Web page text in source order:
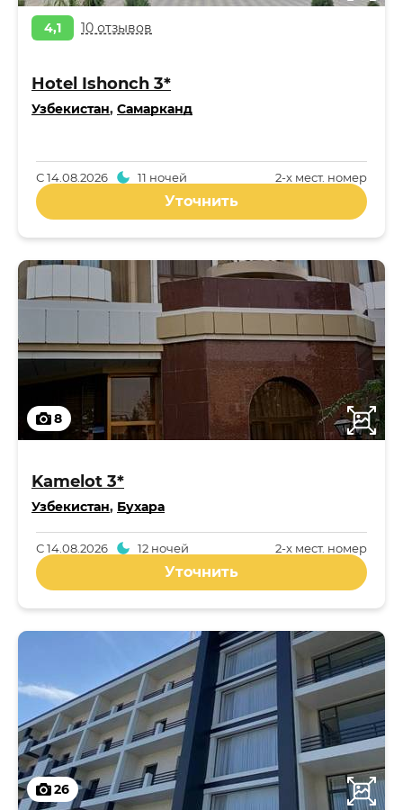
4,1 10 отзывов
Hotel Ishonch 3*
Узбекистан, Самарканд
2-x мест. номер
С14.08.2026 11 ночей
Уточнить
8
Kamelot 3*
Узбекистан, Бухара
2-x мест. номер
С14.08.2026 12 ночей
Уточнить
26